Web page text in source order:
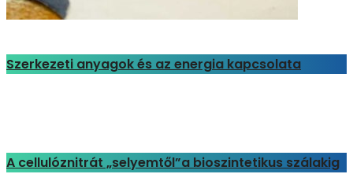
Szerkezeti anyagok és az energia kapcsolata
A cellulóznitrát „selyemtől”a bioszintetikus szálakig